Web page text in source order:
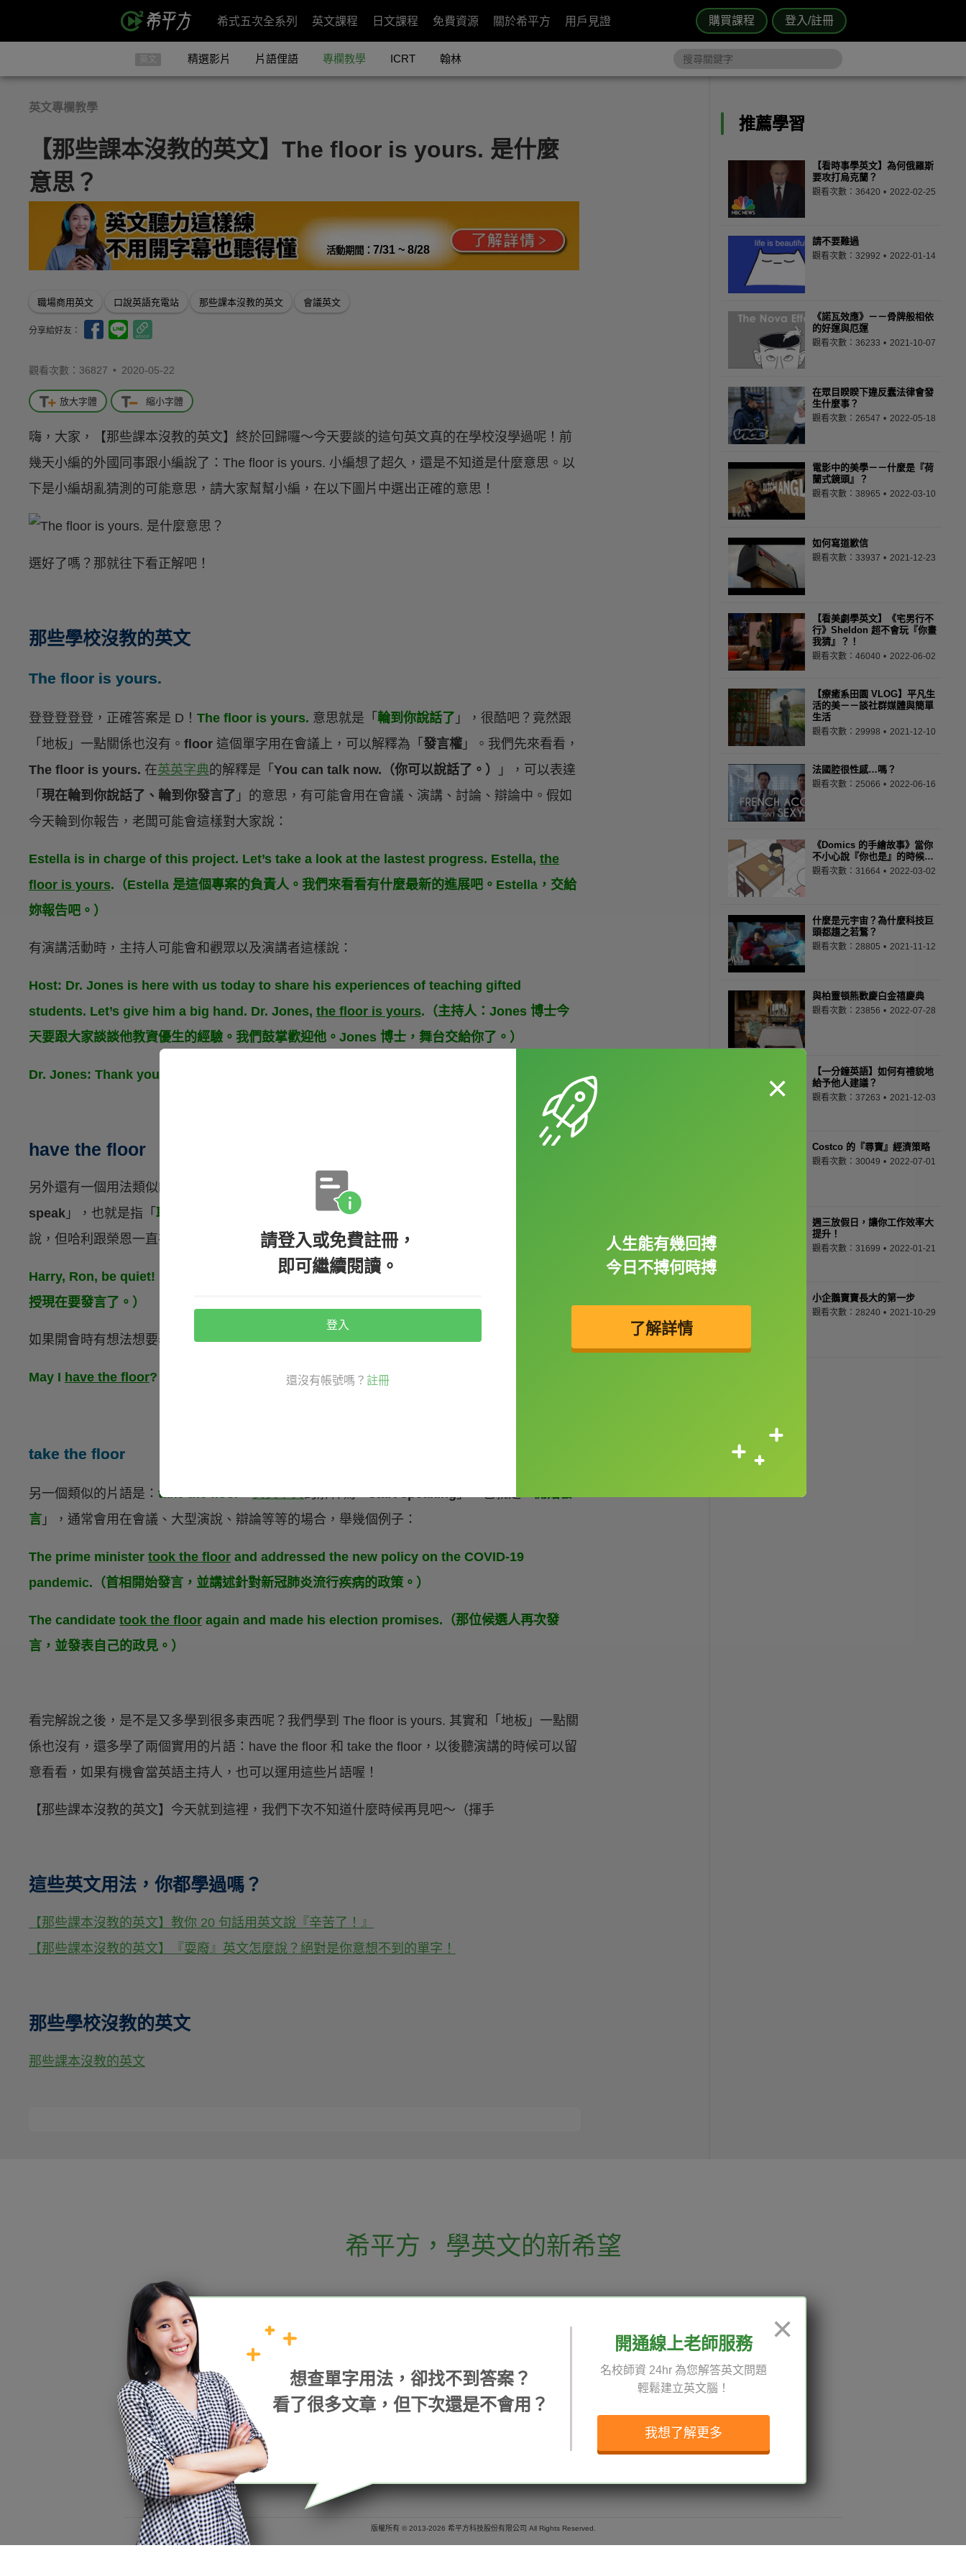
購買課程 登入/註冊
希式五次全系列 英文課程 日文課程 免費資源 關於希平方 用戶見證
英文 精選影片 片語俚語 專欄教學 ICRT 翰林
英文專欄教學
【那些課本沒教的英文】The floor is yours. 是什麼
意思？
活動期間： 7/31 ~ 8/28
職場商用英文 口說英語充電站 那些課本沒教的英文 會議英文
分享給好友：
觀看次數：36827 • 2020-05-22
放大字體 縮小字體
嗨，大家，【那些課本沒教的英文】終於回歸囉～今天要談的這句英文真的在學校沒學過呢！前
幾天小編的外國同事跟小編說了：The floor is yours. 小編想了超久，還是不知道是什麼意思。以
下是小編胡亂猜測的可能意思，請大家幫幫小編，在以下圖片中選出正確的意思！
選好了嗎？那就往下看正解吧！
那些學校沒教的英文
The floor is yours.
登登登登登，正確答案是 D！ The floor is yours. 意思就是「 輪到你說話了 」，很酷吧？竟然跟
「地板」一點關係也沒有。 floor 這個單字用在會議上，可以解釋為「 發言權 」。我們先來看看，
The floor is yours. 在英英字典的解釋是「 You can talk now.（你可以說話了。）
」，可以表達
「 現在輪到你說話了、輪到你發言了 」的意思，有可能會用在會議、演講、討論、辯論中。假如
今天輪到你報告，老闆可能會這樣對大家說：
Estella is in charge of this project. Let’s take a look at the lastest progress. Estella, the
floor is yours.（Estella 是這個專案的負責人。我們來看看有什麼最新的進展吧。Estella，交給
妳報告吧。）
有演講活動時，主持人可能會和觀眾以及演講者這樣說：
Host: Dr. Jones is here with us today to share his experiences of teaching gifted
students. Let’s give him a big hand. Dr. Jones, the floor is yours.（主持人：Jones 博士今
天要跟大家談談他教資優生的經驗。我們鼓掌歡迎他。Jones 博士，舞台交給你了。）
Dr. Jones: Thank you.（Jones 博士：謝謝。）
have the floor
另外還有一個用法類似的片語： 英英字典
speak 」，也就是指「 取得發言權、發言
」。假如鄧不利多在年末結業典禮上準備開始發表演
說，但哈利跟榮恩一直在台下聊天，妙麗可能就會這樣跟他們說：
Harry, Ron, be quiet! Professor Dumbledore has the floor.（哈利、榮恩，安靜！鄧不利多教
授現在要發言了。）
如果開會時有想法想要表達，就可以舉手說：
May I have the floor?（可以換我發言嗎？）
take the floor
另一個類似的片語是： take the floor，英英字典的解釋為「start speaking」，也就是「開始發
言 」，通常會用在會議、大型演說、辯論等等的場合，舉幾個例子：
The prime minister took the floor and addressed the new policy on the COVID-19
pandemic.（首相開始發言，並講述針對新冠肺炎流行疾病的政策。）
The candidate took the floor again and made his election promises.（那位候選人再次發
言，並發表自己的政見。）
看完解說之後，是不是又多學到很多東西呢？我們學到 The floor is yours. 其實和「地板」一點關
係也沒有，還多學了兩個實用的片語：have the floor 和 take the floor，以後聽演講的時候可以留
意看看，如果有機會當英語主持人，也可以運用這些片語喔！
【那些課本沒教的英文】今天就到這裡，我們下次不知道什麼時候再見吧～（揮手
這些英文用法，你都學過嗎？
【那些課本沒教的英文】教你 20 句話用英文說『辛苦了！』
【那些課本沒教的英文】『耍廢』英文怎麼說？絕對是你意想不到的單字！
那些學校沒教的英文
那些課本沒教的英文
推薦學習
【看時事學英文】為何俄羅斯
要攻打烏克蘭？
觀看次數：36420 2022-02-25
請不要難過
觀看次數：32992 2022-01-14
《諾瓦效應》－－骨牌般相依
的好運與厄運
觀看次數：36233 2021-10-07
在眾目睽睽下違反蠢法律會發
生什麼事？
觀看次數：26547 2022-05-18
電影中的美學－－什麼是『荷
蘭式鏡頭』？
觀看次數：38965 2022-03-10
如何寫道歉信
觀看次數：33937 2021-12-23
【看美劇學英文】《宅男行不
行》Sheldon 超不會玩『你畫
我猜』？！
觀看次數：46040 2022-06-02
【療癒系田園 VLOG】平凡生
活的美－－談社群媒體與簡單
生活
觀看次數：29998 2021-12-10
法國腔很性感…嗎？
觀看次數：25066 2022-06-16
《Domics 的手繪故事》當你
不小心說『你也是』的時候…
觀看次數：31664 2022-03-02
什麼是元宇宙？為什麼科技巨
頭都趨之若鶩？
觀看次數：28805 2021-11-12
與柏靈頓熊歡慶白金禧慶典
觀看次數：23856 2022-07-28
【一分鐘英語】如何有禮貌地
給予他人建議？
觀看次數：37263 2021-12-03
Costco 的『尋寶』經濟策略
觀看次數：30049 2022-07-01
週三放假日，讓你工作效率大
提升！
觀看次數：31699 2022-01-21
小企鵝寶寶長大的第一步
觀看次數：28240 2021-10-29
希平方 ， 學英文的新希望
加入我們 / 追蹤：
攻其不背
精選影片
隱私權與服務條款
版權所有 © 2013-2026 希平方科技股份有限公司 All Rights Reserved.
×
想查單字用法，卻找不到答案？
看了很多文章，但下次還是不會用？
開通線上老師服務
名校師資 24hr 為您解答英文問題
輕鬆建立英文腦！
我想了解更多
×
請登入或免費註冊，
即可繼續閱讀。
登入
還沒有帳號嗎？ 註冊
人生能有幾回搏
今日不搏何時搏
了解詳情